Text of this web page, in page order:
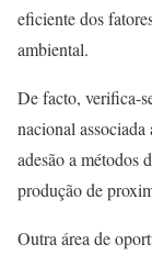
eficiente dos
ambiental.
De facto, verifica-
nacional
adesão a métodos
produção de
Outra área de